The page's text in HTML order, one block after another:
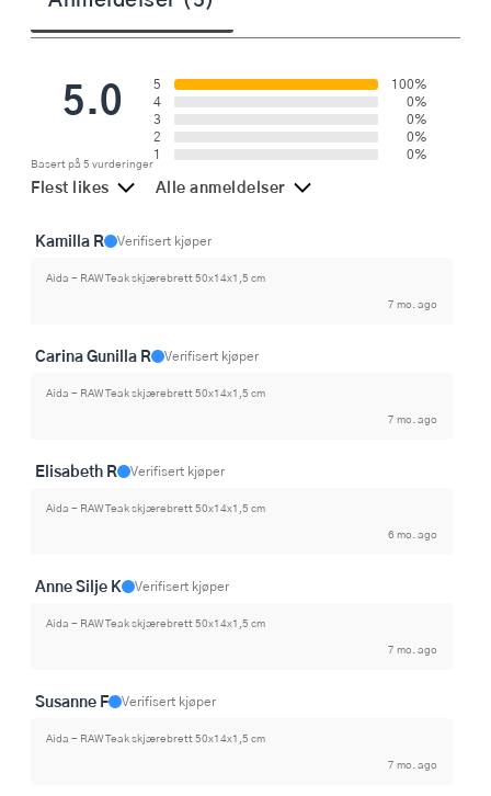
5.0
Basert på 5 vurderinger
5
100%
4
0%
3
0%
2
0%
1
0%
Flest likes Alle anmeldelser
Kamilla R Verifisert kjøper
Aida - RAW Teak skjærebrett 50x14x1,5 cm
7 mo. ago
Carina Gunilla R Verifisert kjøper
Aida - RAW Teak skjærebrett 50x14x1,5 cm
7 mo. ago
Elisabeth R Verifisert kjøper
Aida - RAW Teak skjærebrett 50x14x1,5 cm
6 mo. ago
Anne Silje K Verifisert kjøper
Aida - RAW Teak skjærebrett 50x14x1,5 cm
7 mo. ago
Susanne F Verifisert kjøper
Aida - RAW Teak skjærebrett 50x14x1,5 cm
7 mo. ago